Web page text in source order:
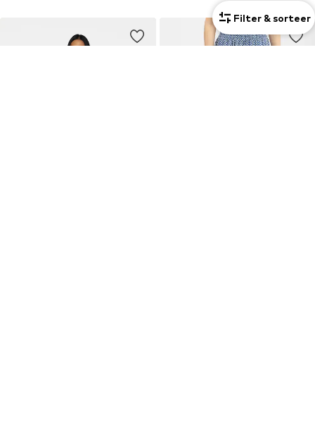
Filter & sorteer